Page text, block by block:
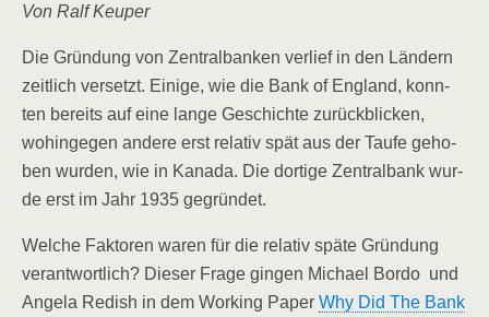
Von Ralf Keuper
Die Grün­dung von Zen­tral­ban­ken ver­lief in den Län­dern
zeit­lich ver­setzt. Eini­ge, wie die Bank of Eng­land, konn­
ten bereits auf eine lan­ge Geschich­te zurück­bli­cken,
wohin­ge­gen ande­re erst rela­tiv spät aus der Tau­fe geho­
ben wur­den, wie in Kana­da. Die dor­ti­ge Zen­tral­bank wur­
de erst im Jahr 1935 gegründet.
Wel­che Fak­to­ren waren für die rela­tiv spä­te Grün­dung
ver­ant­wort­lich? Die­ser Fra­ge gin­gen Micha­el Bordo und
Ange­la Redish in dem Working Paper Why Did The Bank